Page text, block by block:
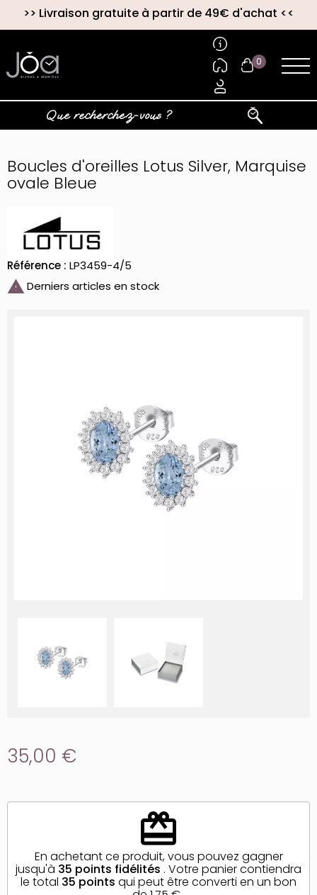
>> Livraison gratuite à partir de 49€ d'achat <<
0
Boucles d'oreilles Lotus Silver, Marquise
ovale Bleue
Référence : LP3459-4/5
 Derniers articles en stock
35,00 €
redeem
En achetant ce produit, vous pouvez gagner
jusqu'à 35 points fidélités . Votre panier contiendra
le total 35 points qui peut être converti en un bon